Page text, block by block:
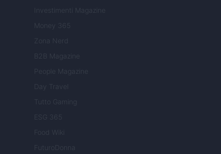
Investimenti Magazine
Money 365
Zona Nerd
B2B Magazine
People Magazine
Day Travel
Tutto Gaming
ESG 365
Food Wiki
FuturoDonna